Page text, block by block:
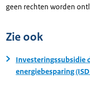
geen rechten worden
Zie ook
Investeringssubsidie
energiebesparing